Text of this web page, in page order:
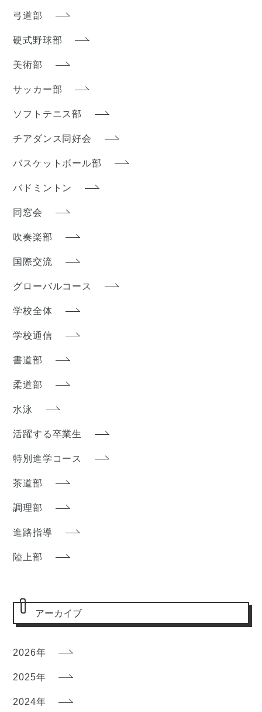
弓道部
硬式野球部
美術部
サッカー部
ソフトテニス部
チアダンス同好会
バスケットボール部
バドミントン
同窓会
吹奏楽部
国際交流
グローバルコース
学校全体
学校通信
書道部
柔道部
水泳
活躍する卒業生
特別進学コース
茶道部
調理部
進路指導
陸上部
アーカイブ
2026年
2025年
2024年